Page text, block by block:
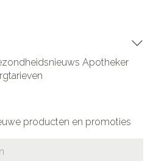
Apotheker
producten en promoties